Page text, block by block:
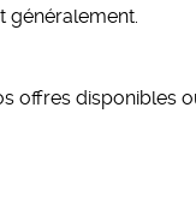
généralement.
offres disponibles